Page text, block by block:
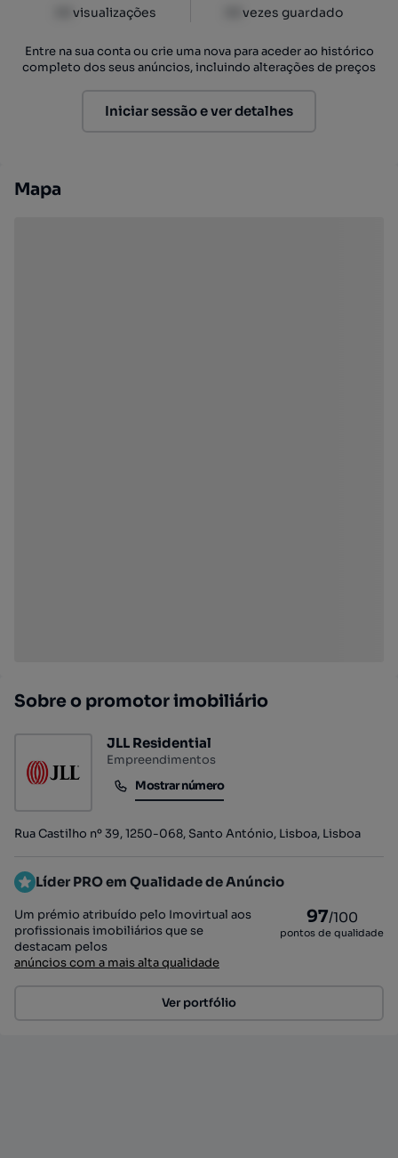
visualizações vezes guardado
Entre na sua conta ou crie uma nova para aceder ao histórico
completo dos seus anúncios, incluindo alterações de preços
Iniciar sessão e ver detalhes
Mapa
Sobre o promotor imobiliário
JLL Residential
Empreendimentos
Mostrar número
Mostrar número
Rua Castilho nº 39, 1250-068, Santo António, Lisboa, Lisboa
Líder PRO em Qualidade de Anúncio
Um prémio atribuído pelo Imovirtual aos
profissionais imobiliários que se
destacam pelos
anúncios com a mais alta qualidade
97/100
pontos de qualidade
Ver portfólio